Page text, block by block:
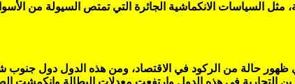
السياسات الانكماشية الجائرة التي تمتص السيولة من
من الركود في الاقتصاد، ومن هذه الدول دول جنوب شرق
التجارية في هذه الدول وارتفعت معدلات البطالة وانكمشت